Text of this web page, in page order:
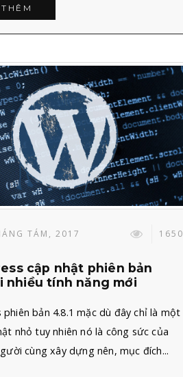
TÁM, 2017 1650
cập nhật phiên bản
nhiều tính năng mới
phiên bản 4.8.1 mặc dù đây chỉ là một
nhỏ tuy nhiên nó là công sức của
cùng xây dựng nên, mục đích...